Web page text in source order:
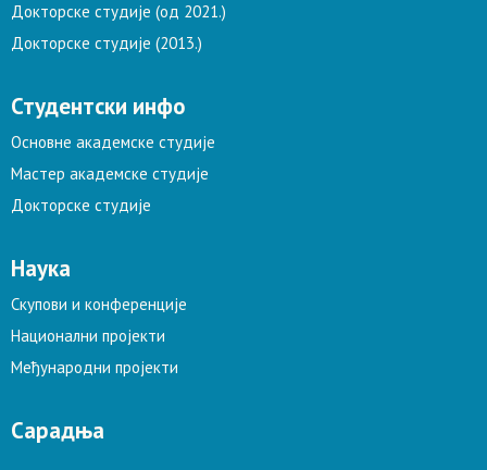
Докторске студије (од 2021.)
Докторске студије (2013.)
Студентски инфо
Основне академске студије
Мастер академске студије
Докторске студије
Наука
Скупови и конференције
Национални пројекти
Међународни пројекти
Сарадња